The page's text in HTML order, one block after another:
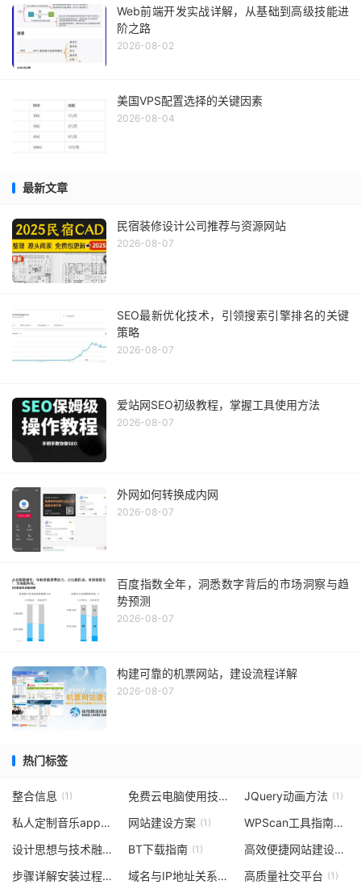
Web前端开发实战详解，从基础到高级技能进
阶之路
2026-08-02
美国VPS配置选择的关键因素
2026-08-04
最新文章
民宿装修设计公司推荐与资源网站
2026-08-07
SEO最新优化技术，引领搜索引擎排名的关键
策略
2026-08-07
爱站网SEO初级教程，掌握工具使用方法
2026-08-07
外网如何转换成内网
2026-08-07
百度指数全年，洞悉数字背后的市场洞察与趋
势预测
2026-08-07
构建可靠的机票网站，建设流程详解
2026-08-07
热门标签
整合信息 (1) 免费云电脑使用技巧 (1)JQuery动画方法 (1)
私人定制音乐app使用指南 (1)
网站建设方案 (1)
WPScan工具指南与实践
设计思想与技术融合
BT下载指南 (1) 高效便捷网站建设体验
步骤详解安装过程
(1) 域名与IP地址关系介绍 (1)
高质量社交平台 (1)